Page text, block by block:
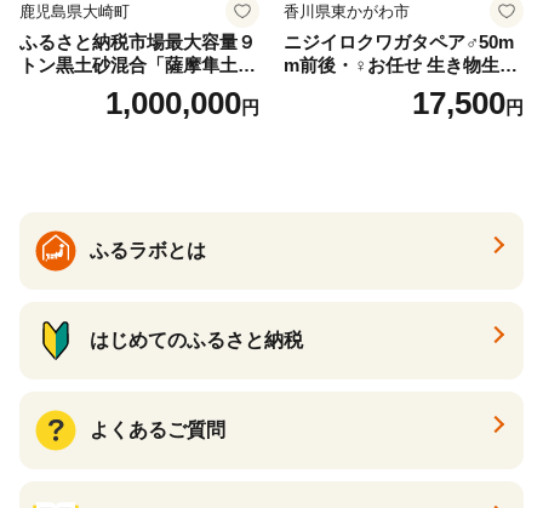
鹿児島県大崎町
ふるさと納税市場最大容量９
トン黒土砂混合「薩摩隼土」
（夢と感動の演出のグラウン
1,000,000円
香川県東かがわ市
ニジイロクワガタペア♂50m
m前後・♀お任せ 生き物生き
17,500円
ふるラボとは
はじめてのふるさと納税
よくあるご質問